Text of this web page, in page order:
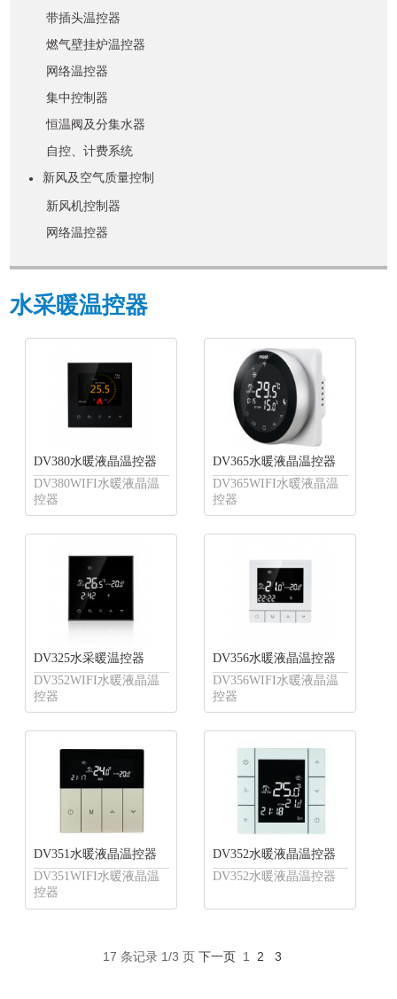
带插头温控器
燃气壁挂炉温控器
网络温控器
集中控制器
恒温阀及分集水器
自控、计费系统
●
新风及空气质量控制
新风机控制器
网络温控器
水采暖温控器
DV380水暖液晶温控器
DV380WIFI水暖液晶温
控器
DV365水暖液晶温控器
DV365WIFI水暖液晶温
控器
DV325水采暖温控器
DV352WIFI水暖液晶温
控器
DV356水暖液晶温控器
DV356WIFI水暖液晶温
控器
DV351水暖液晶温控器
DV351WIFI水暖液晶温
控器
DV352水暖液晶温控器
DV352水暖液晶温控器
17 条记录 1/3 页 下一页 1 2 3